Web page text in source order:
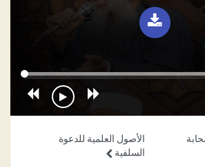
الأصول العلمية للدعوة
السلفية